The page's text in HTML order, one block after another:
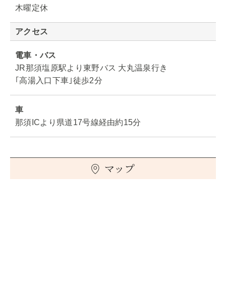
木曜定休
アクセス
電車・バス
JR那須塩原駅より東野バス 大丸温泉行き
｢高湯入口下車｣徒歩2分
車
那須ICより県道17号線経由約15分
マップ